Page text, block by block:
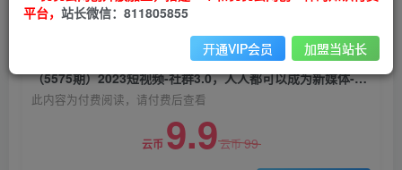
（5575期）2023短视频-社群3.0，人人都可以成为新媒体-导演 (包含内部社群直播课全套)
此内容为付费阅读，请付费后查看
云币 9.9云币99
平台， 站长微信：811805855
开通VIP会员 加盟当站长